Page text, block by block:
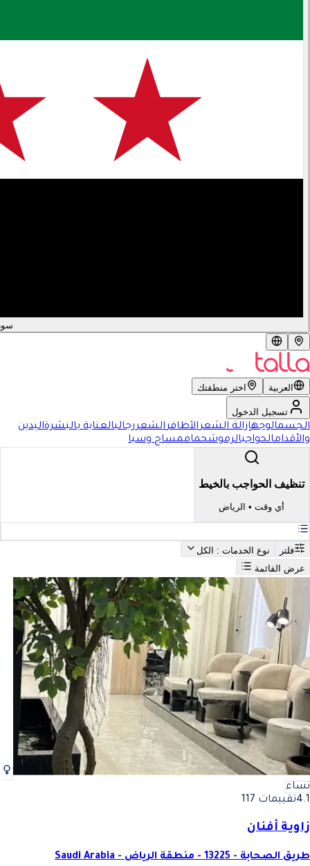
العربية اختر منطقتك
تسجيل الدخول
الجسمالوجهإزالة الشعرالأظافرالشعررجاليالعناية بالبشرةاليدين
والأقدامالحواجبالرموشحماممساج وسبا
تنظيف الحواجب بالخيط
أي وقت • الرياض
فلتر نوع الخدمات : الكل
عرض القائمة
بحث
أفضل تنظيف الحواجب بالخيط في الرياض
أفضل تنظيف الحواجب بالخيط
نساء
4.1تقييمات 117
زاوية أفنان
طريق الصحابة - 13225 - منطقة الرياض - Saudi Arabia